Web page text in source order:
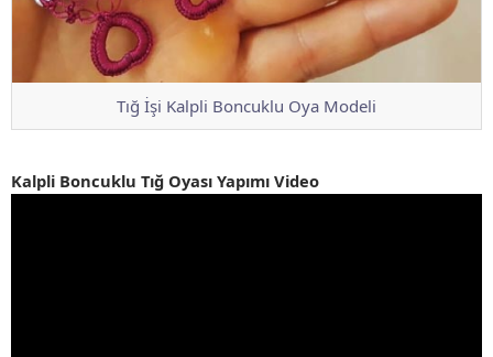
Tığ İşi Kalpli Boncuklu Oya Modeli
Kalpli Boncuklu Tığ Oyası Yapımı Video